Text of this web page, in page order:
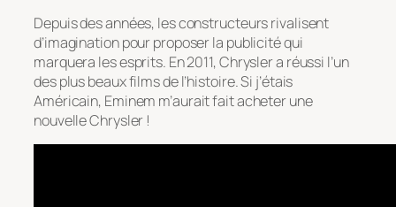
Depuis des années, les constructeurs rivalisent
d’imagination pour proposer la publicité qui
marquera les esprits. En 2011, Chrysler a réussi l’un
des plus beaux films de l’histoire. Si j’étais
Américain, Eminem m’aurait fait acheter une
nouvelle Chrysler !